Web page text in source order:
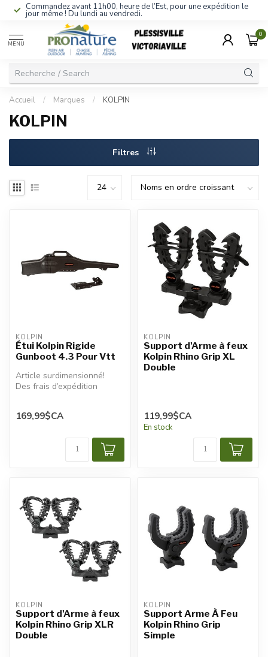
Commandez avant 11h00, heure de l’Est, pour une expédition le
jour même ! Du lundi au vendredi.
MENU
0
Accueil / Marques / KOLPIN
KOLPIN
Filtres
KOLPIN
Étui Kolpin Rigide
Gunboot 4.3 Pour Vtt
Article surdimensionné!
Des frais d’expédition
appliqués.
169,99$CA
KOLPIN
Support d'Arme à feux
Kolpin Rhino Grip XL
Double
119,99$CA
En stock
KOLPIN
Support d'Arme à feux
Kolpin Rhino Grip XLR
Double
KOLPIN
Support Arme À Feu
Kolpin Rhino Grip
Simple